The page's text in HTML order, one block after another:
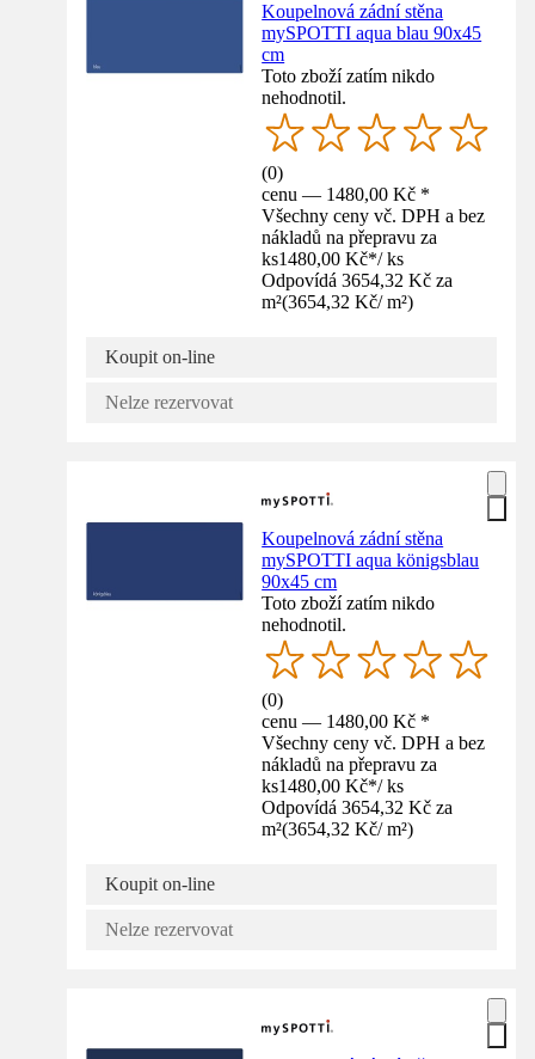
Koupelnová zádní stěna
mySPOTTI aqua blau 90x45
cm
Toto zboží zatím nikdo
nehodnotil.
(0)
cenu — 1480,00 Kč *
Všechny ceny vč. DPH a bez
nákladů na přepravu za
ks1480,00 Kč*/ ks
Odpovídá 3654,32 Kč za
m²(3654,32 Kč/ m²)
Koupit on-line
Nelze rezervovat
Koupelnová zádní stěna
mySPOTTI aqua königsblau
90x45 cm
Toto zboží zatím nikdo
nehodnotil.
(0)
cenu — 1480,00 Kč *
Všechny ceny vč. DPH a bez
nákladů na přepravu za
ks1480,00 Kč*/ ks
Odpovídá 3654,32 Kč za
m²(3654,32 Kč/ m²)
Koupit on-line
Nelze rezervovat